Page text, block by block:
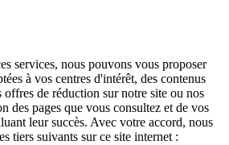
services, nous pouvons vous proposer
à vos centres d'intérêt, des contenus
offres de réduction sur notre site ou nos
des pages que vous consultez et de vos
leur succès. Avec votre accord, nous
tiers suivants sur ce site internet :